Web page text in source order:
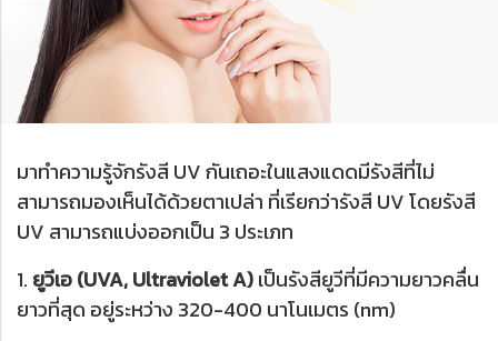
มาทำความรู้จักรังสี UV กันเถอะในแสงแดดมีรังสีที่ไม่
สามารถมองเห็นได้ด้วยตาเปล่า ที่เรียกว่ารังสี UV โดยรังสี
UV สามารถแบ่งออกเป็น 3 ประเภท
1. ยูวีเอ (UVA, Ultraviolet A)เป็นรังสียูวีที่มีความยาวคลื่น
ยาวที่สุด อยู่ระหว่าง 320-400 นาโนเมตร (nm)